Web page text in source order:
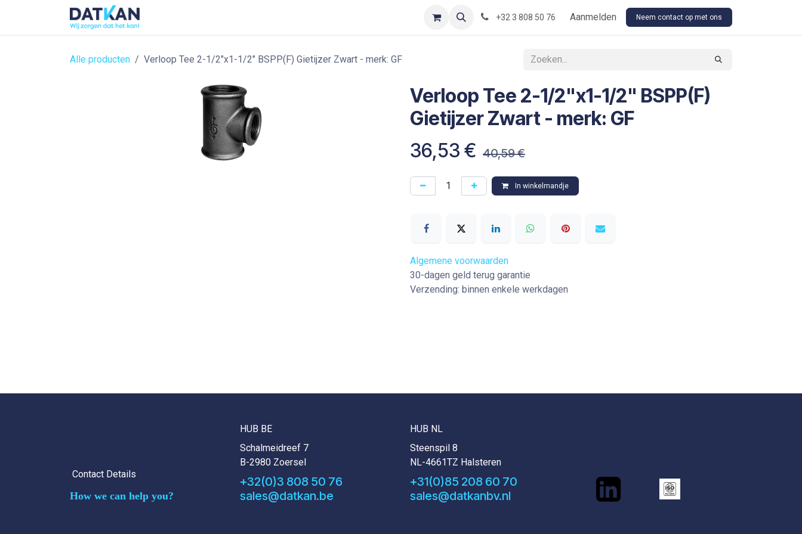
Optimization-of-piping-components Floor Stock Outsourcing Our Conditions
+32 3 808 50 76 Aanmelden Neem contact op met ons
Alle producten Verloop Tee 2-1/2"x1-1/2" BSPP(F) Gietijzer Zwart - merk: GF
Verloop Tee 2-1/2"x1-1/2" BSPP(F)
Gietijzer Zwart - merk: GF
36,53 € 40,59€
In winkelmandje
Algemene voorwaarden
30-dagen geld terug garantie
Verzending: binnen enkele werkdagen
Contact Details
How we can help you?
HUB BE
Schalmeidreef 7
B-2980 Zoersel
+32(0)3 808 50 76
sales@datkan.be
HUB NL
Steenspil 8
NL-4661TZ Halsteren
+31(0)85 208 60 70
sales@datkanbv.nl